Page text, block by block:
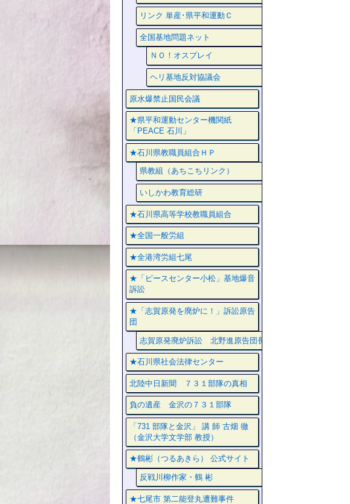
リンク 単産･県平和運動Ｃ
全国基地問題ネット
ＮＯ！オスプレイ
ヘリ基地反対協議会
原水爆禁止国民会議
★県平和運動センター機関紙
「PEACE 石川」
★石川県教職員組合ＨＰ
県教組（あちこちリンク）
いしかわ教育総研
★石川県高等学校教職員組合
★全国一般労組
★全港湾労組七尾
★「ピースセンター小松」基地爆音
訴訟
★「志賀原発を廃炉に！」訴訟原告
団
志賀原発廃炉訴訟 北野進原告団長
★石川県社会法律センター
北陸中日新聞 ７３１部隊の真相
負の遺産 金沢の７３１部隊
「731 部隊と金沢」 講 師 古畑 徹
（金沢大学文学部 教授）
★鶴彬（つるあきら） 公式サイト
反戦川柳作家・鶴 彬
★七尾市 第二能登丸遭難事件